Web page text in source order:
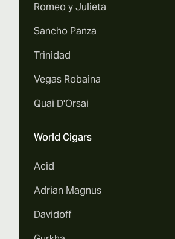
Romeo y Julieta
Sancho Panza
Trinidad
Vegas Robaina
Quai D'Orsai
World Cigars
Acid
Adrian Magnus
Davidoff